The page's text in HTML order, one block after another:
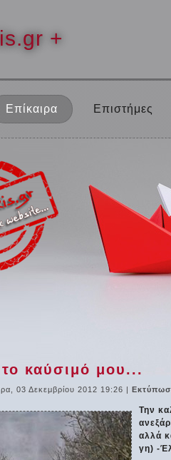
+
Επίκαιρα Επιστήμες
καύσιμό μου...
03 Δεκεμβρίου 2012 19:26 |
Την
αλλά
γη) -